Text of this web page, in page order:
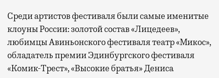
Среди артистов фестиваля были самые именитые
клоуны России: золотой состав «Лицедеев»,
любимцы Авиньонского фестиваля театр «Микос»,
обладатель премии Эдинбургского фестиваля
«Комик-Трест», «Высокие братья» Дениса